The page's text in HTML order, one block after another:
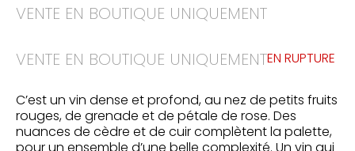
VENTE EN BOUTIQUE UNIQUEMENT
VENTE EN BOUTIQUE UNIQUEMENTEN RUPTURE
C’est un vin dense et profond, au nez de petits fruits
rouges, de grenade et de pétale de rose. Des
nuances de cèdre et de cuir complètent la palette,
pour un ensemble d’une belle complexité. Un vin qui